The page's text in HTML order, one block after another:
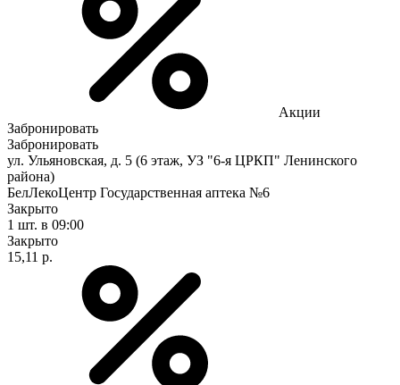
Акции
Забронировать
Забронировать
ул. Ульяновская, д. 5 (6 этаж, УЗ "6-я ЦРКП" Ленинского
района)
БелЛекоЦентр Государственная аптека №6
Закрыто
1 шт. в 09:00
Закрыто
15,11 р.